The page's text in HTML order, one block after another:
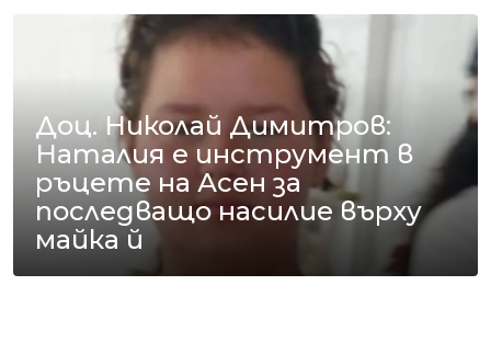
Доц. Николай Димитров:
Наталия е инструмент в
ръцете на Асен за
последващо насилие върху
майка й